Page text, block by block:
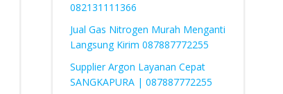
082131111366
Jual Gas Nitrogen Murah Menganti
Langsung Kirim 087887772255
Supplier Argon Layanan Cepat
SANGKAPURA | 087887772255